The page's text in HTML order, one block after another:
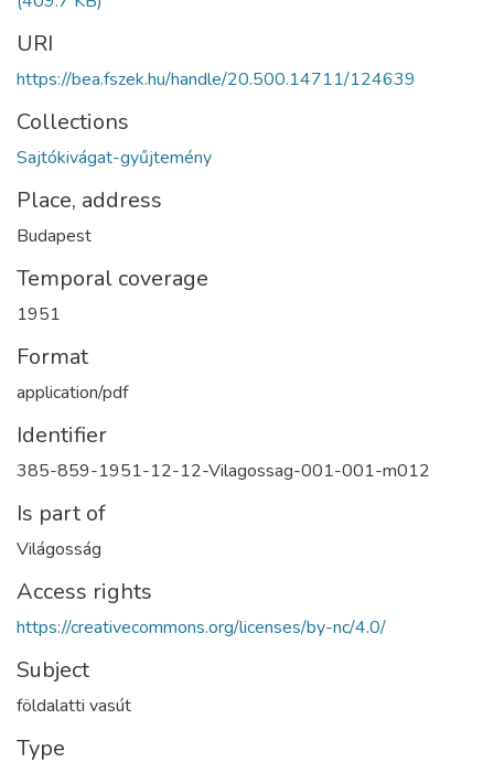
URI
https://bea.fszek.hu/handle/20.500.14711/124639
Collections
Sajtókivágat-gyűjtemény
Place, address
Budapest
Temporal coverage
1951
Format
application/pdf
Identifier
385-859-1951-12-12-Vilagossag-001-001-m012
Is part of
Világosság
Access rights
https://creativecommons.org/licenses/by-nc/4.0/
Subject
földalatti vasút
Type